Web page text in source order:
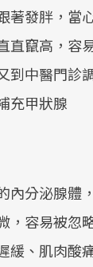
著發胖，當
直竄高，容
到中醫門診
充甲狀腺
分泌腺體
，容易被忽
、肌肉酸
面對超高齡
邁向「健康
政策如「健
照3.0」的
關注的核心
2025年，就
健康新生活
全面啟動你
良醫健康網
發，透過醫
建立對亞健
改善行動。